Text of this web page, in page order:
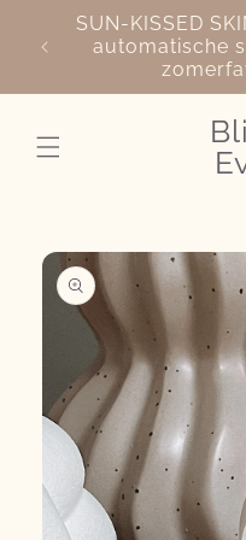
naar de
content
SUN-KISSED
automatische
direct naar